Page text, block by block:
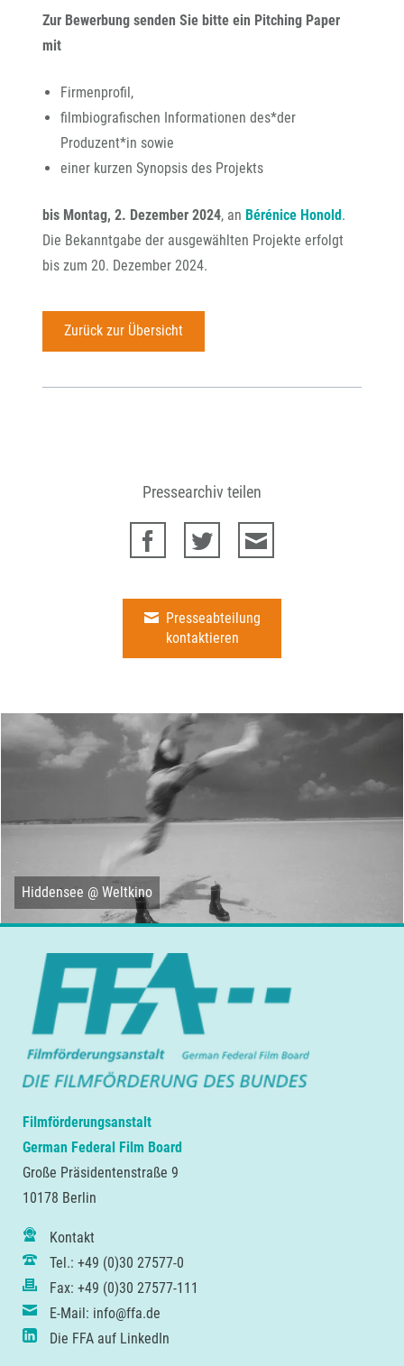
Zur Bewerbung senden Sie bitte ein Pitching Paper
mit
Firmenprofil,
filmbiografischen Informationen des*der
Produzent*in sowie
einer kurzen Synopsis des Projekts
bis Montag, 2. Dezember 2024, an Bérénice Honold.
Die Bekanntgabe der ausgewählten Projekte erfolgt
bis zum 20. Dezember 2024.
Zurück zur Übersicht
Pressearchiv teilen
Presseabteilung
kontaktieren
Hiddensee @ Weltkino
Filmförderungsanstalt
German Federal Film Board
Große Präsidentenstraße 9
10178 Berlin
Kontakt
Tel.: +49 (0)30 27577-0
Fax: +49 (0)30 27577-111
E-Mail: info@ffa.de
Die FFA auf LinkedIn